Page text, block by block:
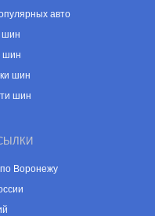
авто
шин
шин
шин
шин
Воронежу